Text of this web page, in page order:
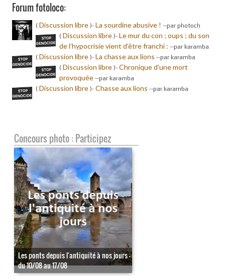
Forum fotoloco:
( Discussion libre )- La sourdine abusive ! --par photoch
( Discussion libre )- Le mur du con ; oups ; du son
de l’hypocrisie vient d’être franchi : --par karamba
( Discussion libre )- La chasse aux lions --par karamba
( Discussion libre )- Chronique d'une mort
provoquée --par karamba
( Discussion libre )- Chasse aux lions --par karamba
Concours photo : Participez
Les ponts depuis l'antiquité à nos jours -
du 10/08 au 17/08